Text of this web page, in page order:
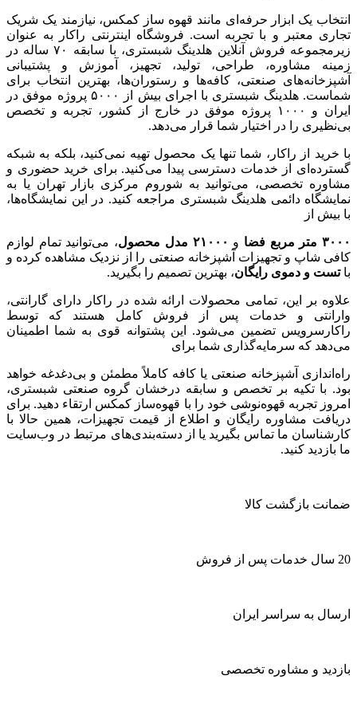
انتخاب یک ابزار حرفه‌ای مانند قهوه ساز کمکس، نیازمند یک شریک
تجاری معتبر و با تجربه است. فروشگاه اینترنتی راکار به عنوان
زیرمجموعه فروش آنلاین هلدینگ شبستری، با سابقه ۷۰ ساله در
زمینه مشاوره، طراحی، تولید، تجهیز، آموزش و پشتیبانی
آشپزخانه‌های صنعتی، کافه‌ها و رستوران‌ها، بهترین انتخاب برای
شماست. هلدینگ شبستری با اجرای بیش از ۵۰۰۰ پروژه موفق در
ایران و ۱۰۰۰ پروژه موفق در خارج از کشور، تجربه و تخصص
بی‌نظیری را در اختیار شما قرار می‌دهد.
با خرید از راکار، شما تنها یک محصول تهیه نمی‌کنید، بلکه به شبکه
گسترده‌ای از خدمات دسترسی پیدا می‌کنید. برای خرید حضوری و
مشاوره تخصصی، می‌توانید به شوروم مرکزی بازار تهران یا به
نمایشگاه دائمی هلدینگ شبستری مراجعه کنید. در این نمایشگاه‌ها،
با بیش از
۳۰۰۰ متر مربع فضا و ۲۱۰۰۰ مدل محصول، می‌توانید تمام لوازم
کافی شاپ و تجهیزات آشپزخانه صنعتی را از نزدیک مشاهده کرده و
باتست و دموی رایگان، بهترین تصمیم را بگیرید.
علاوه بر این، تمامی محصولات ارائه شده در راکار دارای گارانتی،
وارانتی و خدمات پس از فروش کامل هستند که توسط
راکارسرویس تضمین می‌شود. این پشتوانه قوی به شما اطمینان
می‌دهد که سرمایه‌گذاری شما برای
راه‌اندازی آشپزخانه صنعتی یا کافه کاملاً مطمئن و بی‌دغدغه خواهد
بود. با تکیه بر تخصص و سابقه درخشان گروه صنعتی شبستری،
امروز تجربه قهوه‌نوشی خود را با قهوه‌ساز کمکس ارتقاء دهید. برای
دریافت مشاوره رایگان و اطلاع از قیمت تجهیزات، همین حالا با
کارشناسان ما تماس بگیرید یا از دسته‌بندی‌های مرتبط در وب‌سایت
ما بازدید کنید.
ضمانت بازگشت کالا
20 سال خدمات پس از فروش
ارسال به سراسر ایران
بازدید و مشاوره تخصصی